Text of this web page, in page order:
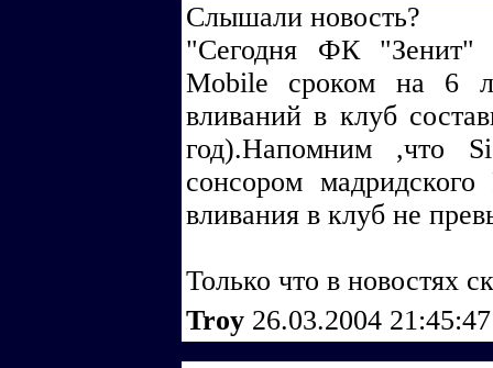
Слышали новость?
"Сегодня ФК "Зенит"
Mobile сроком на 6
вливаний в клуб
год).Напомним ,что
сонсором
вливания в клуб не
Только что в новостях
Troy 26.03.2004